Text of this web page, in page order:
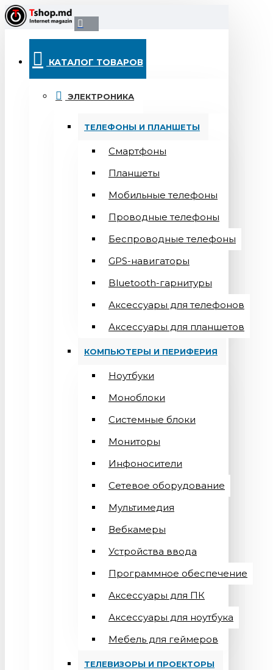
КАТАЛОГ ТОВАРОВ
ЭЛЕКТРОНИКА
ТЕЛЕФОНЫ И ПЛАНШЕТЫ
Смартфоны
Планшеты
Мобильные телефоны
Проводные телефоны
Беспроводные телефоны
GPS-навигаторы
Bluetooth-гарнитуры
Аксессуары для телефонов
Аксессуары для планшетов
КОМПЬЮТЕРЫ И ПЕРИФЕРИЯ
Ноутбуки
Моноблоки
Системные блоки
Мониторы
Инфоносители
Сетевое оборудование
Мультимедия
Вебкамеры
Устройства ввода
Программное обеспечение
Аксессуары для ПК
Аксессуары для ноутбука
Мебель для геймеров
ТЕЛЕВИЗОРЫ И ПРОЕКТОРЫ